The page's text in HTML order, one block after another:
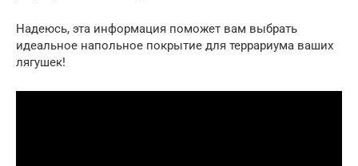
Надеюсь, эта информация поможет вам выбрать
идеальное напольное покрытие для террариума ваших
лягушек!